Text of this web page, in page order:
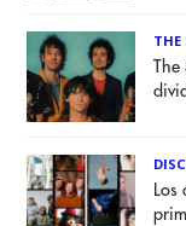
THE
The
Los